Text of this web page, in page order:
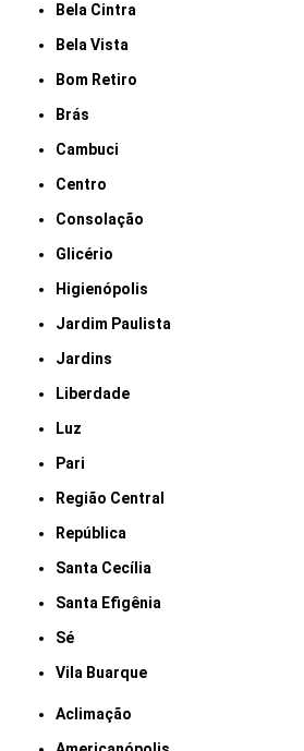
Bela Cintra
Bela Vista
Bom Retiro
Brás
Cambuci
Centro
Consolação
Glicério
Higienópolis
Jardim Paulista
Jardins
Liberdade
Luz
Pari
Região Central
República
Santa Cecília
Santa Efigênia
Sé
Vila Buarque
Aclimação